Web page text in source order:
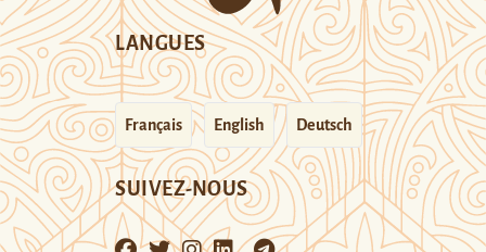
LANGUES
Français English Deutsch
SUIVEZ-NOUS